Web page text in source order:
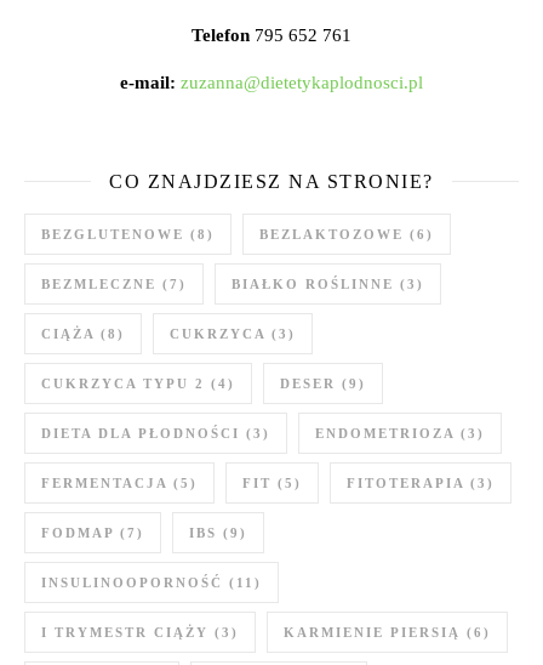
Telefon 795 652 761
e-mail: zuzanna@dietetykaplodnosci.pl
CO ZNAJDZIESZ NA STRONIE?
BEZGLUTENOWE (8) BEZLAKTOZOWE (6)
BEZMLECZNE (7) BIAŁKO ROŚLINNE (3)
CIĄŻA (8) CUKRZYCA (3)
CUKRZYCA TYPU 2 (4) DESER (9)
DIETA DLA PŁODNOŚCI (3) ENDOMETRIOZA (3)
FERMENTACJA (5) FIT (5) FITOTERAPIA (3)
FODMAP (7) IBS (9)
INSULINOOPORNOŚĆ (11)
I TRYMESTR CIĄŻY (3) KARMIENIE PIERSIĄ (6)